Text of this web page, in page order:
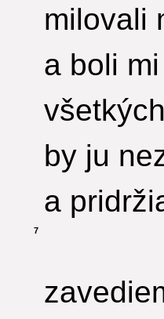
milovali
a boli
by ju
a
7